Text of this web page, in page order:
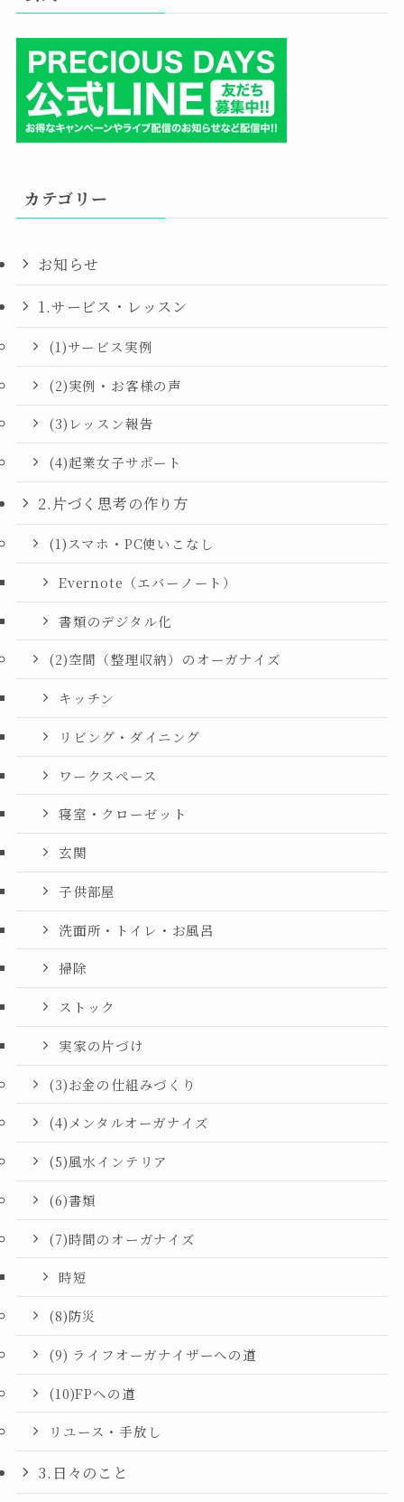
カテゴリー
お知らせ
1.サービス・レッスン
(1)サービス実例
(2)実例・お客様の声
(3)レッスン報告
(4)起業女子サポート
2.片づく思考の作り方
(1)スマホ・PC使いこなし
Evernote（エバーノート）
書類のデジタル化
(2)空間（整理収納）のオーガナイズ
キッチン
リビング・ダイニング
ワークスペース
寝室・クローゼット
玄関
子供部屋
洗面所・トイレ・お風呂
掃除
ストック
実家の片づけ
(3)お金の仕組みづくり
(4)メンタルオーガナイズ
(5)風水インテリア
(6)書類
(7)時間のオーガナイズ
時短
(8)防災
(9) ライフオーガナイザーへの道
(10)FPへの道
リユース・手放し
3.日々のこと